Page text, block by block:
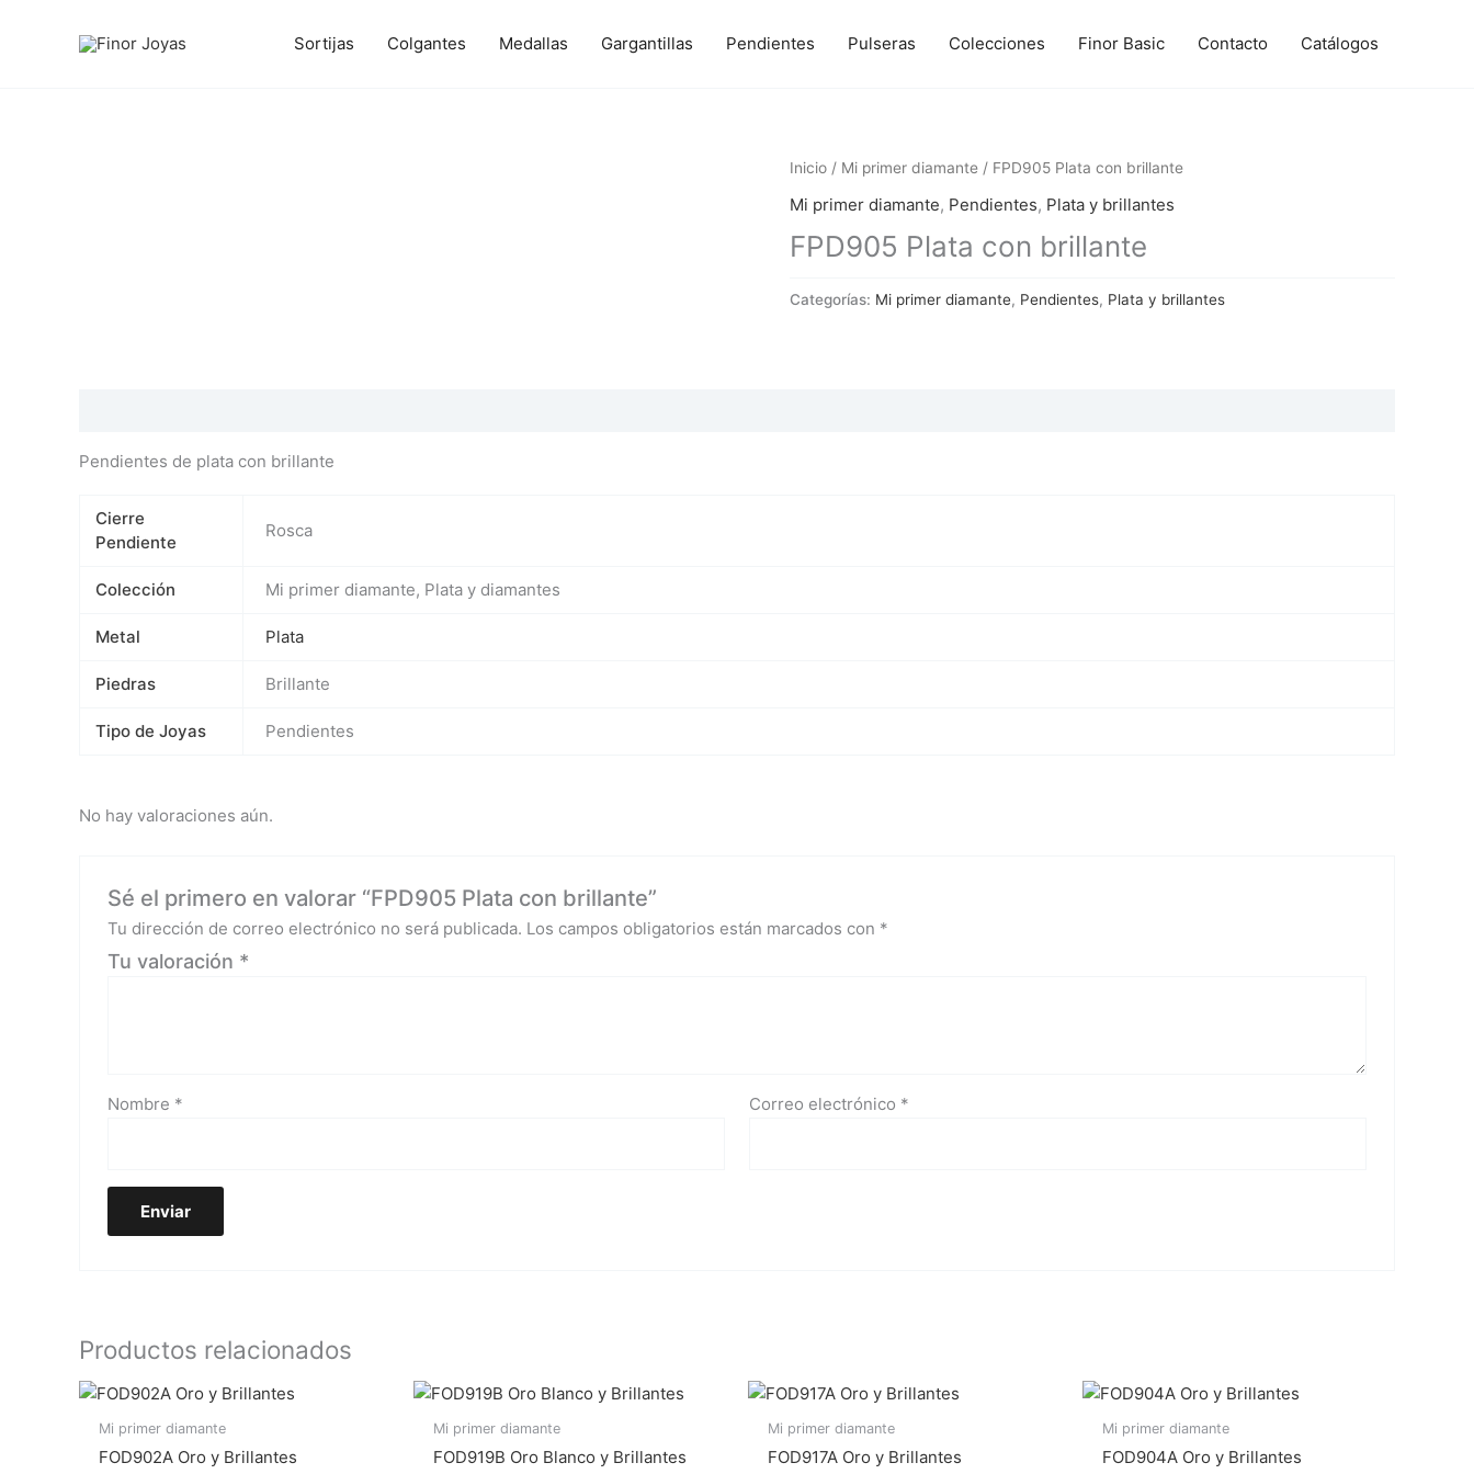
Sortijas Colgantes Medallas Gargantillas Pendientes Pulseras Colecciones Finor Basic Contacto Catálogos
Inicio / Mi primer diamante / FPD905 Plata con brillante
Mi primer diamante, Pendientes, Plata y brillantes
FPD905 Plata con brillante
Categorías: Mi primer diamante, Pendientes, Plata y brillantes
Pendientes de plata con brillante
Cierre
Pendiente
Rosca
Colección Mi primer diamante, Plata y diamantes
Metal Plata
Piedras Brillante
Tipo de Joyas Pendientes
No hay valoraciones aún.
Sé el primero en valorar “FPD905 Plata con brillante”
Tu dirección de correo electrónico no será publicada. Los campos obligatorios están marcados con *
Tu valoración *
Nombre * Correo electrónico *
Productos relacionados
Mi primer diamante
FOD902A Oro y Brillantes
Mi primer diamante
FOD919B Oro Blanco y Brillantes
Mi primer diamante
FOD917A Oro y Brillantes
Mi primer diamante
FOD904A Oro y Brillantes